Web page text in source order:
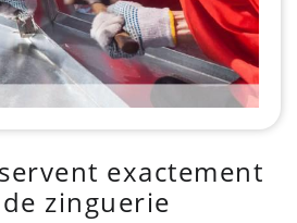
exactement
zinguerie